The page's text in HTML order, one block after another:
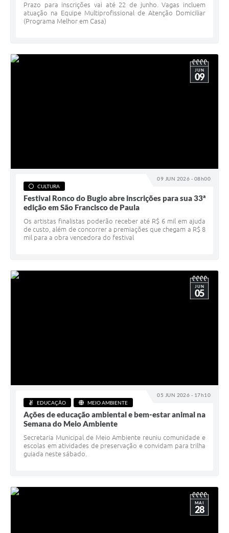
Prazo para inscrições vai até 22 de junho. Vagas incluem
atuação na Equipe Multiprofissional de Atenção Domiciliar
(Programa Melhor em Casa)
09 JUN 2026 - 08h00
JUN
09
CULTURA
Festival Ronco do Bugio abre inscrições para sua 33ª
edição em São Francisco de Paula
Os artistas finalistas poderão receber até R$ 6 mil em ajuda
de custo, além de concorrer a premiações que chegam a R$ 8
mil para a obra vencedora do festival
05 JUN 2026 - 17h10
JUN
05
EDUCAÇÃO MEIO AMBIENTE
Ações de educação ambiental e bem-estar animal na
Semana do Meio Ambiente
Secretaria Municipal de Meio Ambiente reuniu comunidade e
escolas em atividades de preservação e convidam para trilha
guiada neste sábado.
MAI
28